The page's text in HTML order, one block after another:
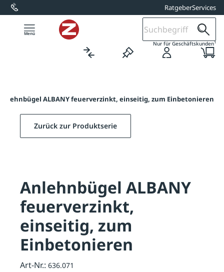
springen RatgeberServices
Nur für Geschäftskunden1
ALBANY feuerverzinkt, einseitig, zum Einbetonieren
Zurück zur Produktserie
Anlehnbügel ALBANY
feuerverzinkt,
einseitig, zum
Einbetonieren
Art-Nr.: 636.071